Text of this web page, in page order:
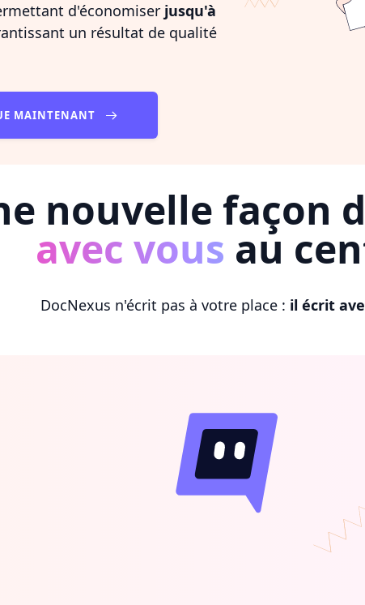
d'économiser jusqu'à
un résultat de qualité
MAINTENANT
nouvelle façon
avec vous au
DocNexus n'écrit pas à votre place : il écrit